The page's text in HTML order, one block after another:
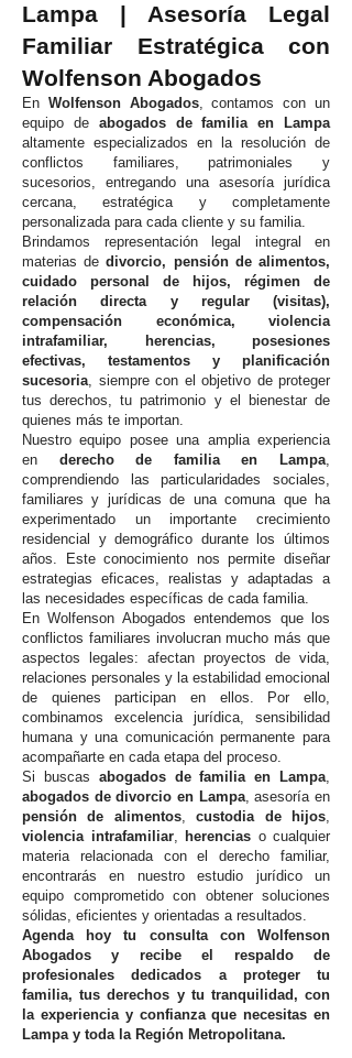
Lampa | Asesoría Legal
Familiar Estratégica con
Wolfenson Abogados
En Wolfenson Abogados, contamos con un
equipo de abogados de familia en Lampa
altamente especializados en la resolución de
conflictos familiares, patrimoniales y
sucesorios, entregando una asesoría jurídica
cercana, estratégica y completamente
personalizada para cada cliente y su familia.
Brindamos representación legal integral en
materias dedivorcio, pensión de alimentos,
cuidado personal de hijos, régimen de
relación directa y regular (visitas),
compensación económica, violencia
intrafamiliar, herencias, posesiones
efectivas, testamentos y planificación
sucesoria, siempre con el objetivo de proteger
tus derechos, tu patrimonio y el bienestar de
quienes más te importan.
Nuestro equipo posee una amplia experiencia
en derecho de familia en Lampa,
comprendiendo las particularidades sociales,
familiares y jurídicas de una comuna que ha
experimentado un importante crecimiento
residencial y demográfico durante los últimos
años. Este conocimiento nos permite diseñar
estrategias eficaces, realistas y adaptadas a
las necesidades específicas de cada familia.
En Wolfenson Abogados entendemos que los
conflictos familiares involucran mucho más que
aspectos legales: afectan proyectos de vida,
relaciones personales y la estabilidad emocional
de quienes participan en ellos. Por ello,
combinamos excelencia jurídica, sensibilidad
humana y una comunicación permanente para
acompañarte en cada etapa del proceso.
Si buscas abogados de familia en Lampa,
abogados de divorcio en Lampa, asesoría en
pensión de alimentos,custodia de hijos,
violencia intrafamiliar, herencias o cualquier
materia relacionada con el derecho familiar,
encontrarás en nuestro estudio jurídico un
equipo comprometido con obtener soluciones
sólidas, eficientes y orientadas a resultados.
Agenda hoy tu consulta con Wolfenson
Abogados y recibe el respaldo de
profesionales dedicados a proteger tu
familia, tus derechos y tu tranquilidad, con
la experiencia y confianza que necesitas en
Lampa y toda la Región Metropolitana.